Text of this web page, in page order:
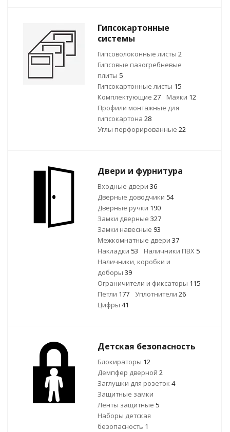
Гипсокартонные
системы
Гипсоволоконные листы 2
Гипсовые пазогребневые
плиты 5
Гипсокартонные листы 15
Комплектующие 27 Маяки 12
Профили монтажные для
гипсокартона 28
Углы перфорированные 22
Двери и фурнитура
Входные двери 36
Дверные доводчики 54
Дверные ручки 190
Замки дверные 327
Замки навесные 93
Межкомнатные двери 37
Накладки 53 Наличники ПВХ 5
Наличники, коробки и
доборы 39
Ограничители и фиксаторы 115
Петли 177 Уплотнители 26
Цифры 41
Детская безопасность
Блокираторы 12
Демпфер дверной 2
Заглушки для розеток 4
Защитные замки
Ленты защитные 5
Наборы детская
безопасность 1